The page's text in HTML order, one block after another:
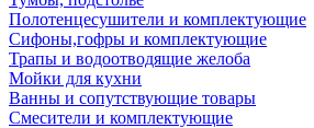
Полотенцесушители и комплектующие
Сифоны,гофры и комплектующие
Трапы и водоотводящие желоба
Мойки для кухни
Ванны и сопутствующие товары
Смесители и комплектующие